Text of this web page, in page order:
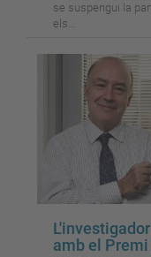
se suspengui la
els...
amb el